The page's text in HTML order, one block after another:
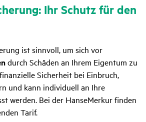
Ihr Schutz für den
ist sinnvoll, um sich vor
durch Schäden an Ihrem Eigentum zu
Sicherheit bei Einbruch,
und kann individuell an Ihre
werden. Bei der HanseMerkur finden
Tarif.